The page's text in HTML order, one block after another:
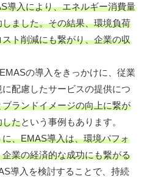
導入により、エネルギー消費量
ました。その結果、環境負荷
ト削減にも繋がり、企業の収
の導入をきっかけに、従業
配慮したサービスの提供につ
ランドイメージの向上に繋が
したという事例もあります。
、EMAS導入は、環境パフォ
業の経済的な成功にも繋がる
導入を検討することで、持続